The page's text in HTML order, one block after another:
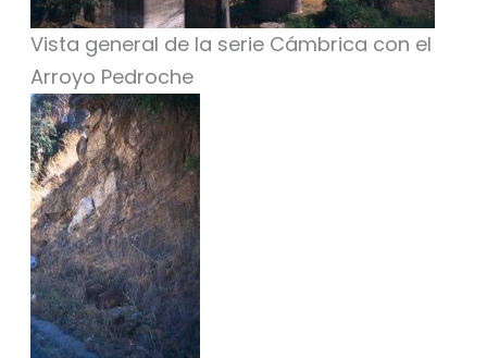
Vista general de la serie Cámbrica con el
Arroyo Pedroche